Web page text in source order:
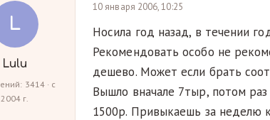
L
Lulu
3414 · с
2004 г.
10 января 2006, 10:25
Носила год назад, в течении
Рекомендовать особо не
дешево. Может если брать
Вышло вначале 7тыр, потом
1500р. Привыкаешь за неделю